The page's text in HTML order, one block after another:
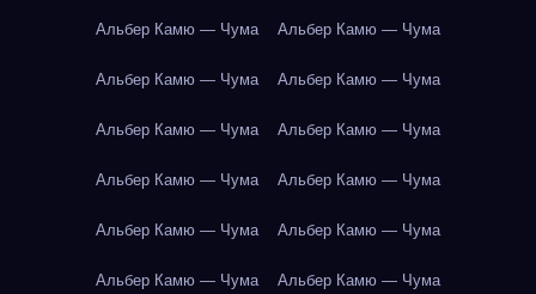
Альбер Камю — Чума Альбер Камю — Чума
Альбер Камю — Чума Альбер Камю — Чума
Альбер Камю — Чума Альбер Камю — Чума
Альбер Камю — Чума Альбер Камю — Чума
Альбер Камю — Чума Альбер Камю — Чума
Альбер Камю — Чума Альбер Камю — Чума